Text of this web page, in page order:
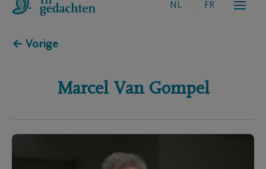
NL FR
← Vorige
Marcel Van Gompel